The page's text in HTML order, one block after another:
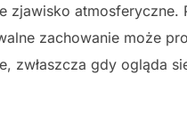
zjawisko atmosferyczne.
zachowanie może
zwłaszcza gdy ogląda